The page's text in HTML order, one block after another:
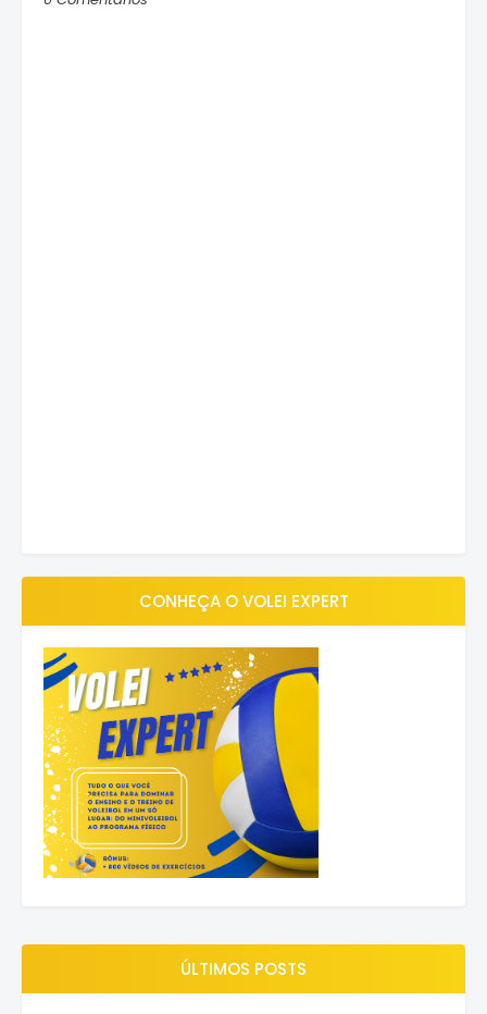
CONHEÇA O VOLEI EXPERT
ÚLTIMOS POSTS